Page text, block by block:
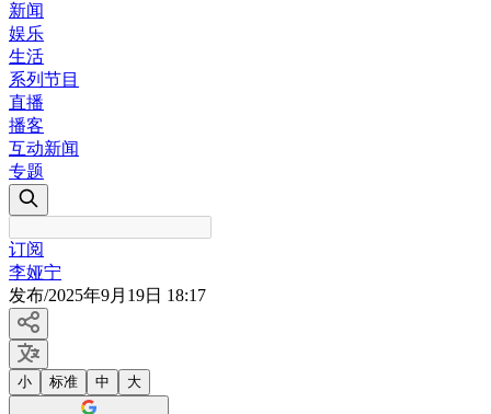
新闻
娱乐
生活
系列节目
直播
播客
互动新闻
专题
订阅
李娅宁
发布/2025年9月19日 18:17
小 标准 中 大